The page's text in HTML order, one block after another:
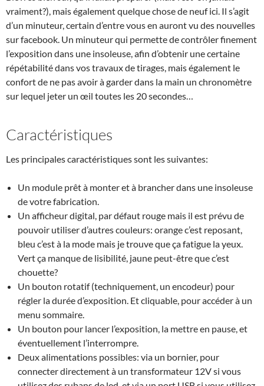
vraiment?), mais également quelque chose de neuf ici. Il s’agit
d’un minuteur, certain d’entre vous en auront vu des nouvelles
sur facebook. Un minuteur qui permette de contrôler finement
l’exposition dans une insoleuse, afin d’obtenir une certaine
répétabilité dans vos travaux de tirages, mais également le
confort de ne pas avoir à garder dans la main un chronomètre
sur lequel jeter un œil toutes les 20 secondes…
Caractéristiques
Les principales caractéristiques sont les suivantes:
Un module prêt à monter et à brancher dans une insoleuse
de votre fabrication.
Un afficheur digital, par défaut rouge mais il est prévu de
pouvoir utiliser d’autres couleurs: orange c’est reposant,
bleu c’est à la mode mais je trouve que ça fatigue la yeux.
Vert ça manque de lisibilité, jaune peut-être que c’est
chouette?
Un bouton rotatif (techniquement, un encodeur) pour
régler la durée d’exposition. Et cliquable, pour accéder à un
menu sommaire.
Un bouton pour lancer l’exposition, la mettre en pause, et
éventuellement l’interrompre.
Deux alimentations possibles: via un bornier, pour
connecter directement à un transformateur 12V si vous